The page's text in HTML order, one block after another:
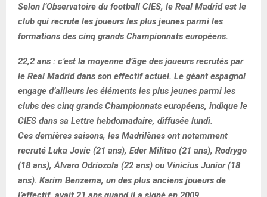
Selon l’Observatoire du football CIES, le Real Madrid est le
club qui recrute les joueurs les plus jeunes parmi les
formations des cinq grands Championnats européens.
22,2 ans : c’est la moyenne d’âge des joueurs recrutés par
le Real Madrid dans son effectif actuel. Le géant espagnol
engage d’ailleurs les éléments les plus jeunes parmi les
clubs des cinq grands Championnats européens, indique le
CIES dans sa Lettre hebdomadaire, diffusée lundi.
Ces dernières saisons, les Madrilènes ont notamment
recruté Luka Jovic (21 ans), Eder Militao (21 ans), Rodrygo
(18 ans), Álvaro Odriozola (22 ans) ou Vinicius Junior (18
ans). Karim Benzema, un des plus anciens joueurs de